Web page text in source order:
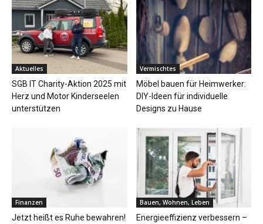
Aktuelles
SGB IT Charity-Aktion 2025 mit
Herz und Motor Kinderseelen
unterstützen
Vermischtes
Möbel bauen für Heimwerker:
DIY-Ideen für individuelle
Designs zu Hause
Finanzen
Jetzt heißt es Ruhe bewahren!
Bauen, Wohnen, Leben
Energieeffizienz verbessern –